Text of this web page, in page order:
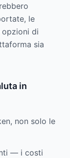
le
di
sia
in
non solo le
— i costi